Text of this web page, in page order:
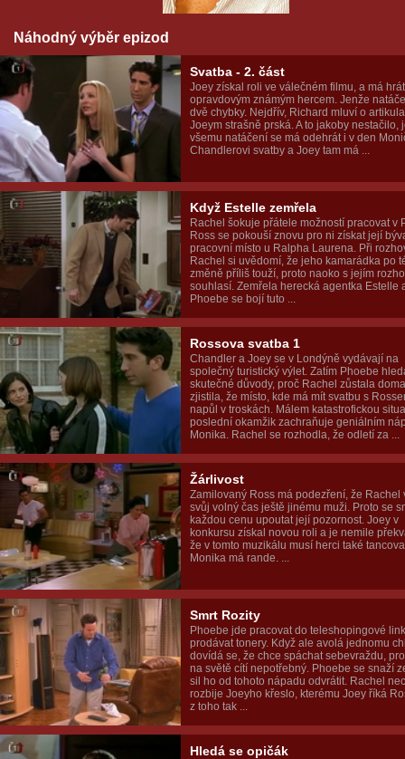
Náhodný výběr epizod
Svatba - 2. část
Joey získal roli ve válečném filmu, a má
opravdovým známým hercem. Jenže
dvě chybky. Nejdřív, Richard mluví o
Joeym strašně prská. A to jakoby nestačilo,
všemu natáčení se má odehrát i v den
Chandlerovi svatby a Joey tam má ...
Když Estelle zemřela
Rachel šokuje přátele možností pracovat v
Ross se pokouší znovu pro ni získat její
pracovní místo u Ralpha Laurena. Při
Rachel si uvědomí, že jeho kamarádka po
změně příliš touží, proto naoko s jejím
souhlasí. Zemřela herecká agentka Estelle
Phoebe se bojí tuto ...
Rossova svatba 1
Chandler a Joey se v Londýně vydávají na
společný turistický výlet. Zatím Phoebe
skutečné důvody, proč Rachel zůstala
zjistila, že místo, kde má mít svatbu s
napůl v troskách. Málem katastrofickou
poslední okamžik zachraňuje geniálním
Monika. Rachel se rozhodla, že odletí za ...
Žárlivost
Zamilovaný Ross má podezření, že Rachel
svůj volný čas ještě jinému muži. Proto se
každou cenu upoutat její pozornost. Joey v
konkursu získal novou roli a je nemile
že v tomto muzikálu musí herci také
Monika má rande. ...
Smrt Rozity
Phoebe jde pracovat do teleshopingové
prodávat tonery. Když ale avolá jednomu
dovídá se, že chce spáchat sebevraždu,
na světě cítí nepotřebný. Phoebe se snaží
sil ho od tohoto nápadu odvrátit. Rachel
rozbije Joeyho křeslo, kterému Joey říká
z toho tak ...
Hledá se opičák